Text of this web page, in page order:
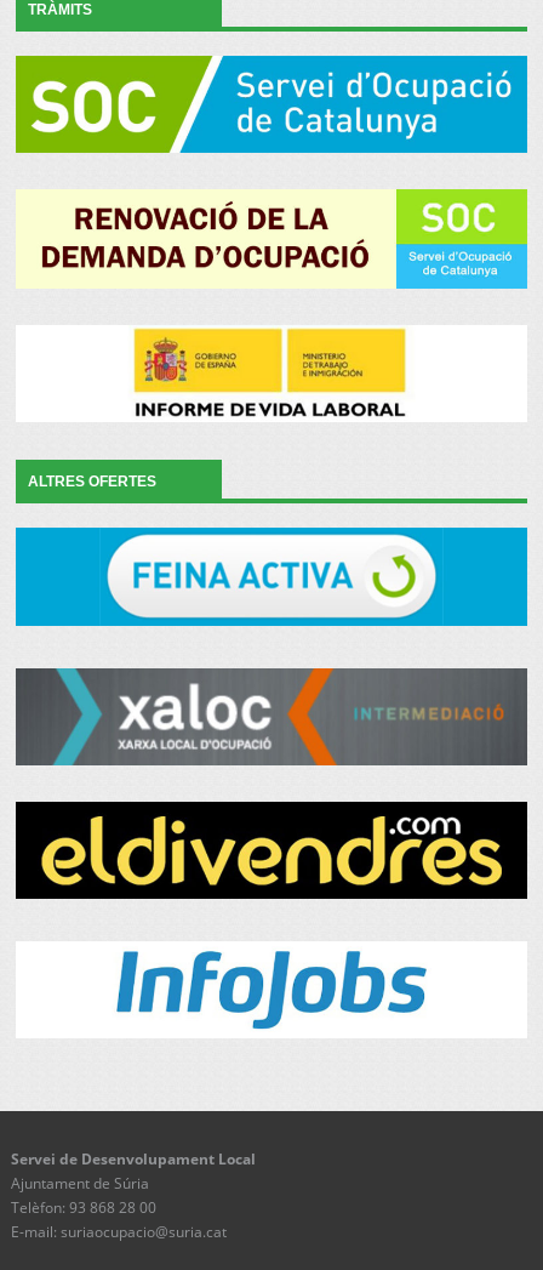
TRÀMITS
ALTRES OFERTES
Servei de Desenvolupament Local
Ajuntament de Súria
Telèfon: 93 868 28 00
E-mail: suriaocupacio@suria.cat